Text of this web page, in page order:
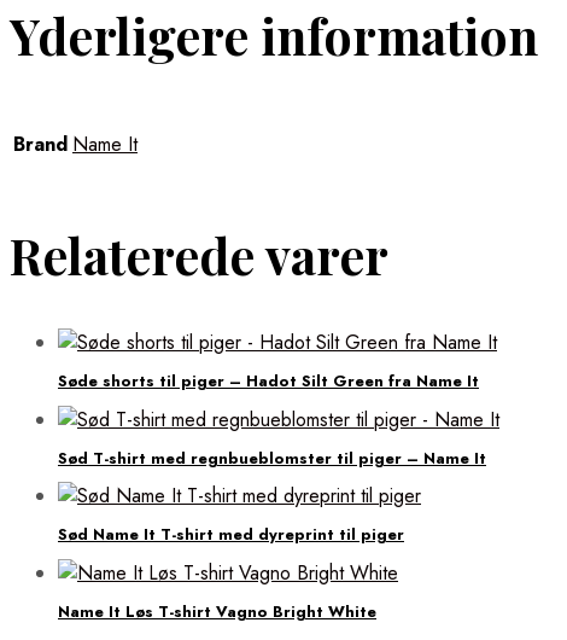
Yderligere information
Brand Name It
Relaterede varer
Søde shorts til piger – Hadot Silt Green fra Name It
Sød T-shirt med regnbueblomster til piger – Name It
Sød Name It T-shirt med dyreprint til piger
Name It Løs T-shirt Vagno Bright White